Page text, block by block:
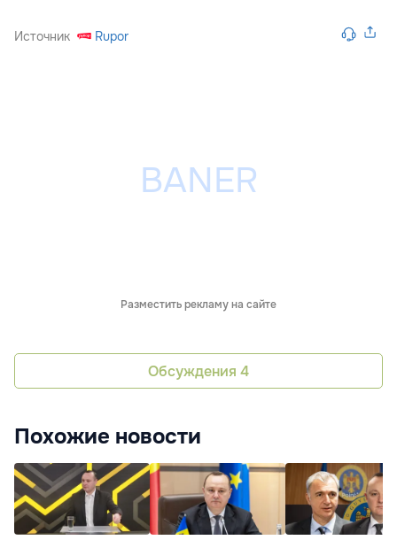
Источник Rupor
Разместить рекламу на сайте
Обсуждения 4
Похожие новости